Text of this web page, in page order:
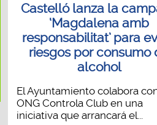
Castelló lanza la
‘Magdalena amb
responsabilitat’ para
riesgos por consumo
alcohol
El Ayuntamiento colabora
ONG Controla Club en una
iniciativa que arrancará el...